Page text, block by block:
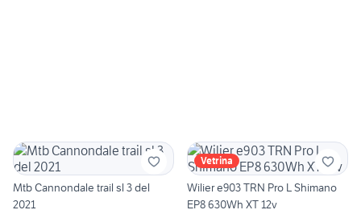
Mtb Cannondale trail sl 3 del
2021
Vetrina
Wilier e903 TRN Pro L Shimano
EP8 630Wh XT 12v